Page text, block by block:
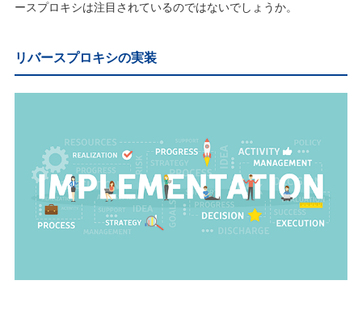
ースプロキシは注目されているのではないでしょうか。
リバースプロキシの実装